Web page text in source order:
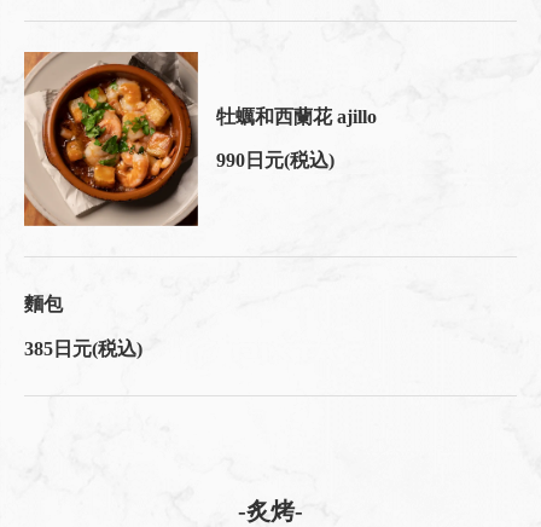
牡蠣和西蘭花 ajillo
990日元(税込)
麵包
385日元(税込)
-炙烤-